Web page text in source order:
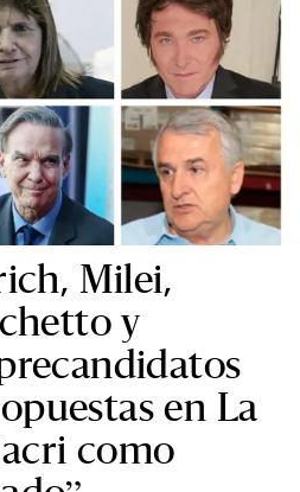
Milei,
y
en La
como